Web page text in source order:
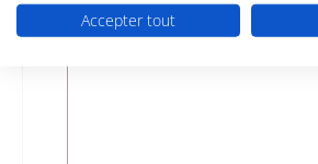
Accepter tout